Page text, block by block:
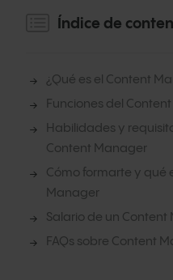
Índice de
¿Qué es el Content
Funciones del
Habilidades y
Content Manager
Cómo formarte y qué
Manager
Salario de un Content
FAQs sobre Content